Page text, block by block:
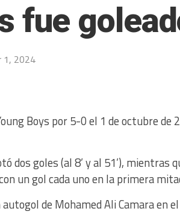
fue
1, 2024
Boys por 5-0 el 1 de octubre de
dos goles (al 8’ y al 51’), mientras
un gol cada uno en la primera
de Mohamed Ali Camara en